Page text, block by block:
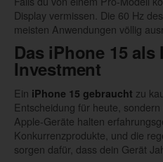
Display vermissen. Die 60 Hz
meisten Anwendungen völlig
Das iPhone 15
Investment
Ein iPhone 15 gebraucht zu
Entscheidung für heute,
Apple-Geräte halten
Konkurrenzprodukte, und die
sorgen dafür, dass dein Gerät